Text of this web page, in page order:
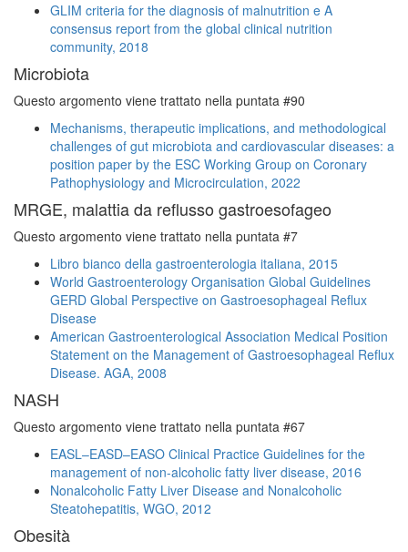
GLIM criteria for the diagnosis of malnutrition e A
consensus report from the global clinical nutrition
community, 2018
Microbiota
Questo argomento viene trattato nella puntata #90
Mechanisms, therapeutic implications, and methodological
challenges of gut microbiota and cardiovascular diseases: a
position paper by the ESC Working Group on Coronary
Pathophysiology and Microcirculation, 2022
MRGE, malattia da reflusso gastroesofageo
Questo argomento viene trattato nella puntata #7
Libro bianco della gastroenterologia italiana, 2015
World Gastroenterology Organisation Global Guidelines
GERD Global Perspective on Gastroesophageal Reflux
Disease
American Gastroenterological Association Medical Position
Statement on the Management of Gastroesophageal Reflux
Disease. AGA, 2008
NASH
Questo argomento viene trattato nella puntata #67
EASL–EASD–EASO Clinical Practice Guidelines for the
management of non-alcoholic fatty liver disease, 2016
Nonalcoholic Fatty Liver Disease and Nonalcoholic
Steatohepatitis, WGO, 2012
Obesità